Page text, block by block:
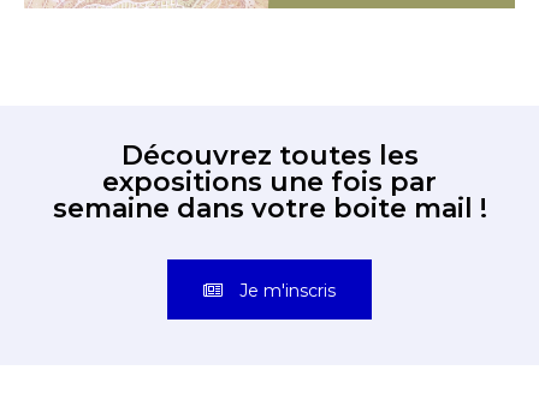
Découvrez toutes les
expositions une fois par
semaine dans votre boite mail !
Je m'inscris